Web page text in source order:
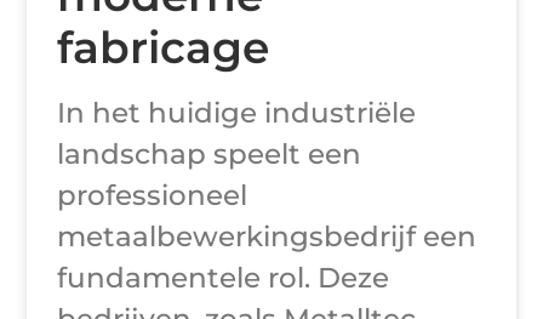
fabricage
In het huidige industriële
landschap speelt een
professioneel
metaalbewerkingsbedrijf een
fundamentele rol. Deze